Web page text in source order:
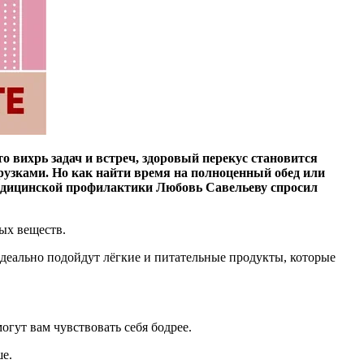
задач и встреч, здоровый перекус становится
Но как найти время на полноценный обед или
профилактики Любовь Савельеву спросил
веществ.
подойдут лёгкие и питательные продукты, которые
вам чувствовать себя бодрее.